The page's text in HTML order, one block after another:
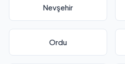
Nevşehir
Ordu